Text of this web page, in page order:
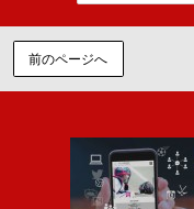
前のページへ